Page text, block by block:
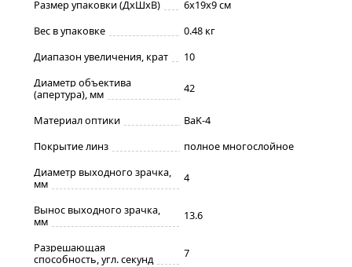
Размер упаковки (ДxШxВ)
6x19x9 см
Вес в упаковке
0.48 кг
Диапазон увеличения, крат
10
Диаметр объектива
(апертура), мм
42
Материал оптики
BaK-4
Покрытие линз
полное многослойное
Диаметр выходного зрачка,
мм
4
Вынос выходного зрачка,
мм
13.6
Разрешающая
способность, угл. секунд
7